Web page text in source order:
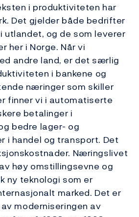
i produktiviteten har
Det gjelder både bedrifter
utlandet, og de som leverer
her i Norge. Når vi
andre land, er det særlig
i bankene og
næringer som skiller
finner vi i automatiserte
betalinger i
bedre lager- og
i handel og transport. Det
Næringslivet
høy omstillingsevne og
ny teknologi som er
marked. Det er
moderniseringen av